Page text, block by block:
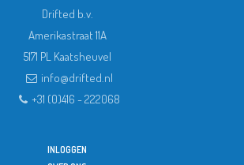
Drifted b.v.
Amerikastraat 11A
5171 PL Kaatsheuvel
info@drifted.nl
+31 (0)416 - 222068
INLOGGEN